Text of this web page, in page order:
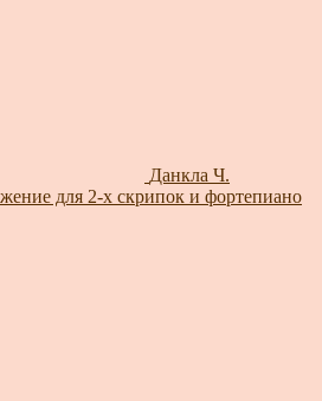
Данкла Ч.
для 2-х скрипок и фортепиано